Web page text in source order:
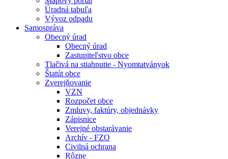
Úradná tabuľa
Vývoz odpadu
Samospráva
Obecný úrad
Obecný úrad
Zastupiteľstvo obce
Tlačivá na stiahnutie - Nyomtatványok
Štatút obce
Zverejňovanie
VZN
Rozpočet obce
Zmluvy, faktúry, objednávky
Zápisnice
Verejné obstarávanie
Archív - FZO
Civilná ochrana
Rôzne